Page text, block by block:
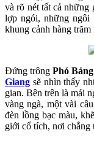
và rõ nét tất cả
lợp ngói, những ngôi
khung cảnh hàng trăm
Đứng trôngPhó Bảng
Giang sẽ nhìn thấy
gian. Bên trên là mái
vàng ngà, một vài
đèn lồng bạc màu,
giới cổ tích, nơi chẳng